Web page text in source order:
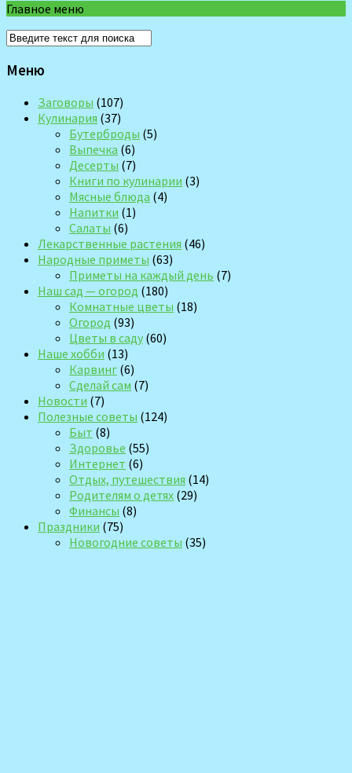
Главное меню
Меню
Заговоры (107)
Кулинария (37)
Бутерброды (5)
Выпечка (6)
Десерты (7)
Книги по кулинарии (3)
Мясные блюда (4)
Напитки (1)
Салаты (6)
Лекарственные растения (46)
Народные приметы (63)
Приметы на каждый день (7)
Наш сад — огород (180)
Комнатные цветы (18)
Огород (93)
Цветы в саду (60)
Наше хобби (13)
Карвинг (6)
Сделай сам (7)
Новости (7)
Полезные советы (124)
Быт (8)
Здоровье (55)
Интернет (6)
Отдых, путешествия (14)
Родителям о детях (29)
Финансы (8)
Праздники (75)
Новогодние советы (35)